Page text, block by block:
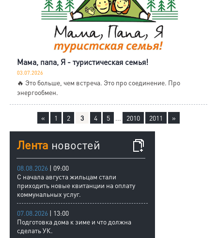
Мама, папа, Я - туристическая семья!
03.07.2026
🔥 Это больше, чем встреча. Это про соединение. Про
энергообмен.
« 1 2 3 4 5 ... 2010 2011 »
Лента новостей
08.08.2026 | 09:00
С начала августа жильцам стали
приходить новые квитанции на оплату
коммунальных услуг.
07.08.2026 | 13:00
Подготовка дома к зиме и что должна
сделать УК.